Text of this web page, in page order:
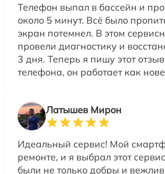
Телефон выпал в бассейн и
около 5 минут. Всё было
экран потемнел. В этом
провели диагностику и
3 дня. Теперь я пишу этот
телефона, он работает как
Латышев Мирон
Идеальный сервис! Мой
ремонте, и я выбрал этот
были не только добры и